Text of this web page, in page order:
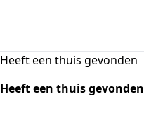
Heeft een thuis gevonden